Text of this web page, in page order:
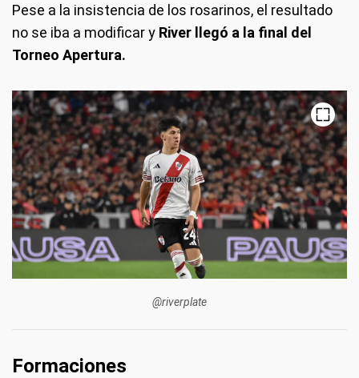
Pese a la insistencia de los rosarinos, el resultado
no se iba a modificar y River llegó a la final del
Torneo Apertura.
@riverplate
Formaciones